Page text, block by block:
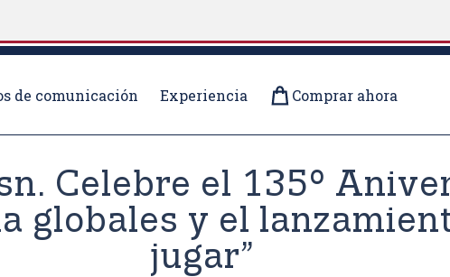
de comunicación Experiencia Comprar ahora
Celebre el 135°
globales y el
jugar”